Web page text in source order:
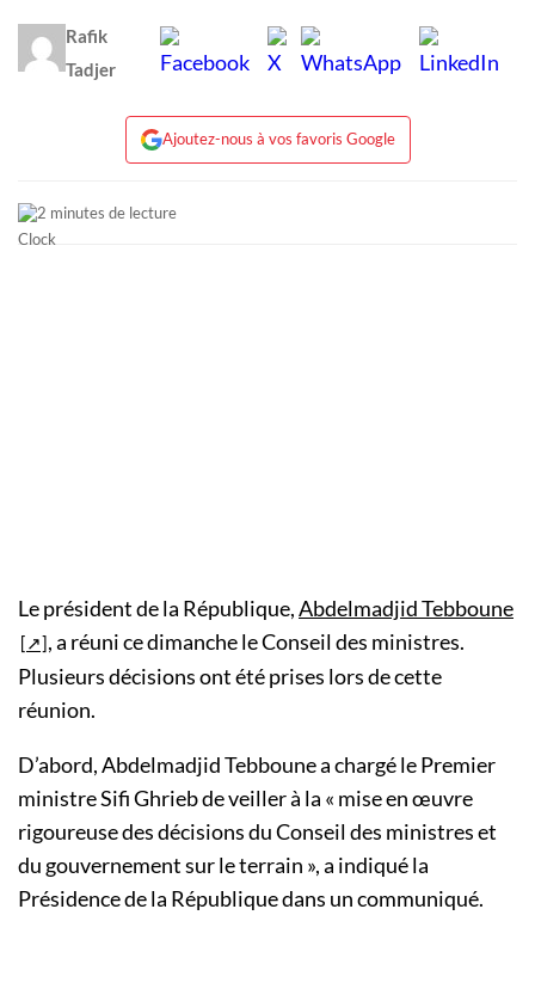
Rafik
Tadjer
Ajoutez-nous à vos favoris Google
2 minutes de lecture
Le président de la République,Abdelmadjid Tebboune
, a réuni ce dimanche le Conseil des ministres.
Plusieurs décisions ont été prises lors de cette
réunion.
D’abord, Abdelmadjid Tebboune a chargé le Premier
ministre Sifi Ghrieb de veiller à la « mise en œuvre
rigoureuse des décisions du Conseil des ministres et
du gouvernement sur le terrain », a indiqué la
Présidence de la République dans un communiqué.